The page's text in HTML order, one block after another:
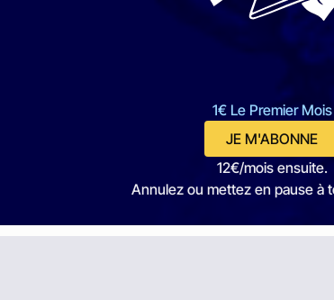
1€ Le Premier Mois
JE M'ABONNE
12€/mois ensuite.
Annulez ou mettez en pause à